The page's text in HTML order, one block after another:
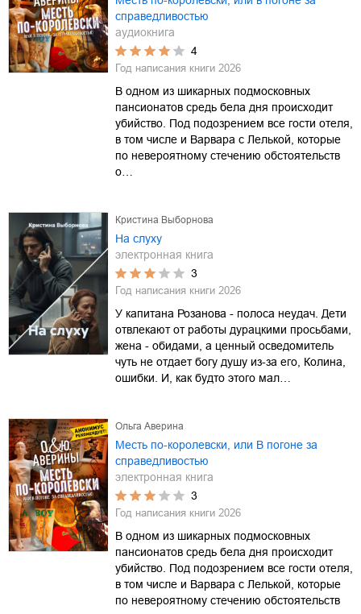
справедливостью
аудиокнига
4
Год написания книги 2026
В одном из шикарных подмосковных
пансионатов средь бела дня происходит
убийство. Под подозрением все гости отеля,
в том числе и Варвара с Лелькой, которые
по невероятному стечению обстоятельств
о…
Кристина Выборнова
На слуху
электронная книга
3
Год написания книги 2026
У капитана Розанова - полоса неудач. Дети
отвлекают от работы дурацкими просьбами,
жена - обидами, а ценный осведомитель
чуть не отдает богу душу из-за его, Колина,
ошибки. И, как будто этого мал…
Ольга Аверина
Месть по-королевски, или В погоне за
справедливостью
электронная книга
3
Год написания книги 2026
В одном из шикарных подмосковных
пансионатов средь бела дня происходит
убийство. Под подозрением все гости отеля,
в том числе и Варвара с Лелькой, которые
по невероятному стечению обстоятельств